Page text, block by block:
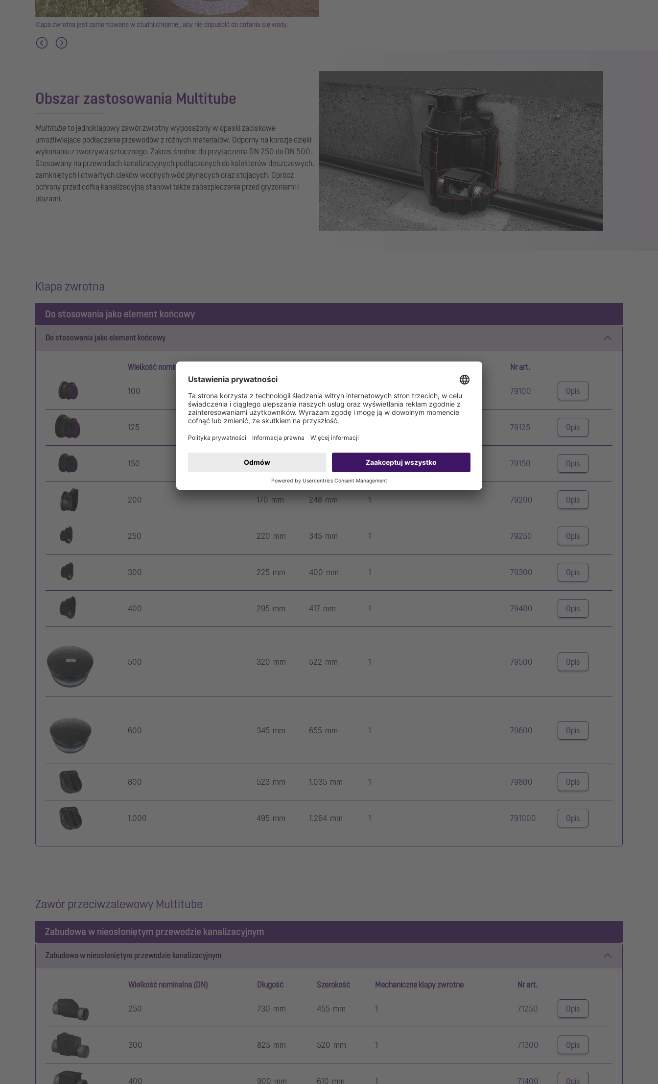
Klapa zwrotna jest zamontowana w studni chłonnej, aby nie dopuścić do cofania się wody.
Obszar zastosowania Multitube
Multitubeto jednoklapowy zawór zwrotny wyposażony w opaski zaciskowe
umożliwiające podłączenie przewodów z różnych materiałów. Odporny na korozje dzięki
wykonaniu z tworzywa sztucznego. Zakres średnic do przyłączenia DN 250 do DN 500.
Stosowany na przewodach kanalizacyjnych podłączonych do kolektorów deszczowych,
zamkniętych i otwartych cieków wodnych wód płynących oraz stojących. Oprócz
ochrony przed cofką kanalizacyjną stanowi także zabezpieczenie przed gryzoniami i
płazami.
Klapa zwrotna
Do stosowania jako element końcowy
Do stosowania jako element końcowy
Wielkość nominalna (DN) Nr art.
100 120 mm 128 mm 79100 Opis
125 151 mm 79125 Opis
150 142 mm 1 79150 Opis
200 170 mm 248 mm 1 79200 Opis
250 220 mm 345 mm 1 79250 Opis
300 225 mm 400 mm 1 79300 Opis
400 295 mm 417 mm 1 79400 Opis
500 320 mm 522 mm 1 79500 Opis
600 345 mm 655 mm 1 79600 Opis
800 523 mm 1.035 mm 1 79800 Opis
1.000 495 mm 1.264 mm 1 791000 Opis
Zawór przeciwzalewowy Multitube
Zabudowa w nieosłoniętym przewodzie kanalizacyjnym
Zabudowa w nieosłoniętym przewodzie kanalizacyjnym
Wielkość nominalna (DN) Długość Szerokość Mechaniczne klapy zwrotne Nr art.
250 730 mm 455 mm 1 71250 Opis
300 825 mm 520 mm 1 71300 Opis
400 900 mm 610 mm 1 71400 Opis